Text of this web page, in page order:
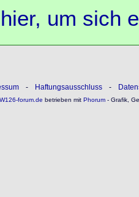
um sich
- Haftungsausschluss -
W126-forum.de betrieben mitPhorum- Grafik,